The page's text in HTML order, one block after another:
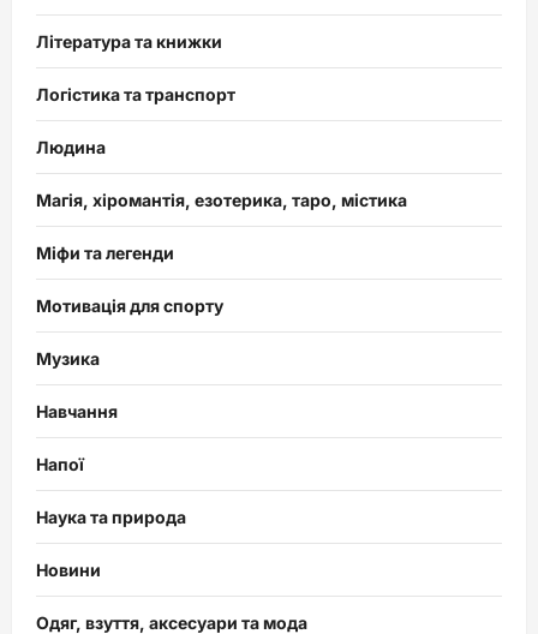
Література та книжки
Логістика та транспорт
Людина
Магія, хіромантія, езотерика, таро, містика
Міфи та легенди
Мотивація для спорту
Музика
Навчання
Напої
Наука та природа
Новини
Одяг, взуття, аксесуари та мода